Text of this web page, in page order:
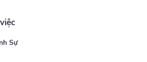
Luật sư Hằng tham gia đàm phán,
công để tranh chấp liên quan
hợp tác kinh doanh
mang lại lợi ích hài hòa cho khách
Sự